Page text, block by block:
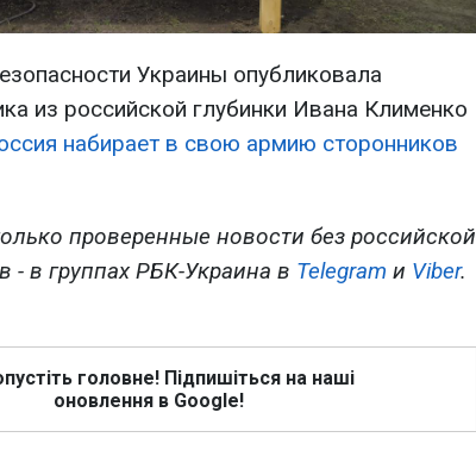
Украины опубликовала
из российской глубинки Ивана Клименко
набирает в свою армию сторонников
проверенные новости без российской
- в группах РБК-Украина в Telegram и Viber.
головне! Підпишіться на наші
оновлення в Google!